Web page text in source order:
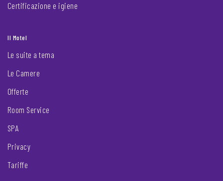
Certificazione e igiene
Il Motel
Le suite a tema
Le Camere
Offerte
Room Service
SPA
Privacy
Tariffe